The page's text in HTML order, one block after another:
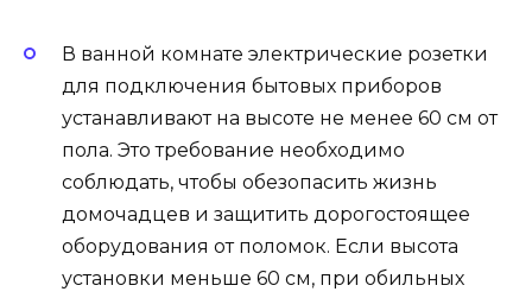
В ванной комнате электрические розетки
для подключения бытовых приборов
устанавливают на высоте не менее 60 см от
пола. Это требование необходимо
соблюдать, чтобы обезопасить жизнь
домочадцев и защитить дорогостоящее
оборудования от поломок. Если высота
установки меньше 60 см, при обильных